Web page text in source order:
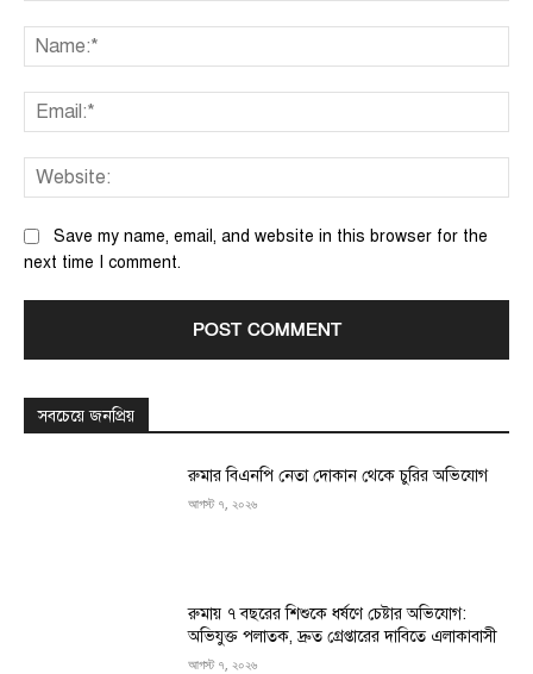
Save my name, email, and website in this browser for the
next time I comment.
সবচেয়ে জনপ্রিয়
রুমার বিএনপি নেতা দোকান থেকে চুরির অভিযোগ
আগস্ট ৭, ২০২৬
রুমায় ৭ বছরের শিশুকে ধর্ষণে চেষ্টার অভিযোগ:
অভিযুক্ত পলাতক, দ্রুত গ্রেপ্তারের দাবিতে এলাকাবাসী
আগস্ট ৭, ২০২৬